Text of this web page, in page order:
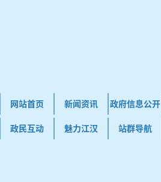
网站首页 新闻资讯 政府信息公开
政民互动 魅力江汉 站群导航